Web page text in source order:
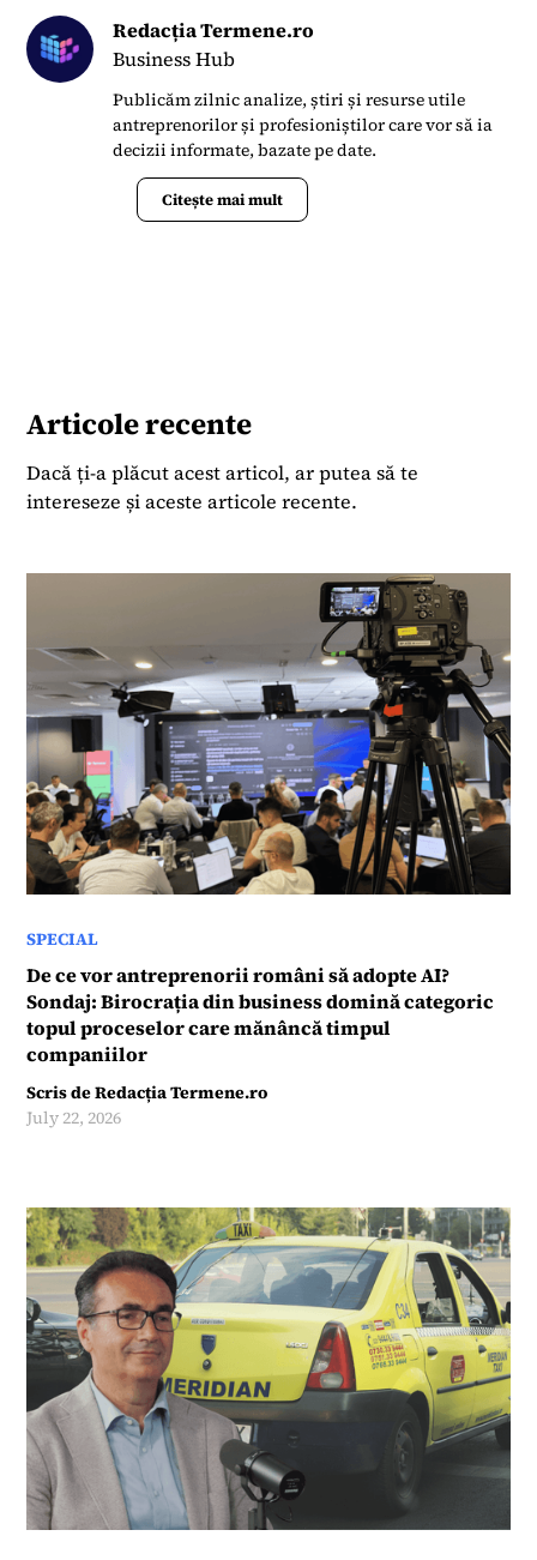
Redacția Termene.ro
Business Hub
Publicăm zilnic analize, știri și resurse utile
antreprenorilor și profesioniștilor care vor să ia
decizii informate, bazate pe date.
Citește mai mult
Articole recente
Dacă ți-a plăcut acest articol, ar putea să te
intereseze și aceste articole recente.
SPECIAL
De ce vor antreprenorii români să adopte AI?
Sondaj: Birocrația din business domină categoric
topul proceselor care mănâncă timpul
companiilor
Scris deRedacția Termene.ro
July 22, 2026